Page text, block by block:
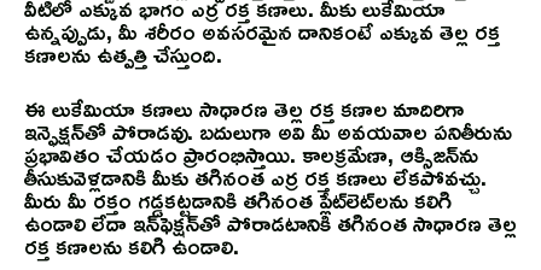
వీటిలో ఎక్కువ భాగం ఎర్ర రక్త కణాలు. మీకు లుకేమియా
ఉన్నప్పుడు, మీ శరీరం అవసరమైన దానికంటే ఎక్కువ తెల్ల రక్త
కణాలను ఉత్పత్తి చేస్తుంది.
ఈ లుకేమియా కణాలు సాధారణ తెల్ల రక్త కణాల మాదిరిగా
ఇన్ఫెక్షన్‌తో పోరాడవు. బదులుగా అవి మీ అవయవాల పనితీరును
ప్రభావితం చేయడం ప్రారంభిస్తాయి. కాలక్రమేణా, ఆక్సిజన్‌ను
తీసుకువెళ్లడానికి మీకు తగినంత ఎర్ర రక్త కణాలు లేకపోవచ్చు.
మీరు మీ రక్తం గడ్డకట్టడానికి తగినంత ప్లేట్‌లెట్‌లను కలిగి
ఉండాలి లేదా ఇన్‌ఫెక్షన్‌తో పోరాడటానికి తగినంత సాధారణ తెల్ల
రక్త కణాలను కలిగి ఉండాలి.